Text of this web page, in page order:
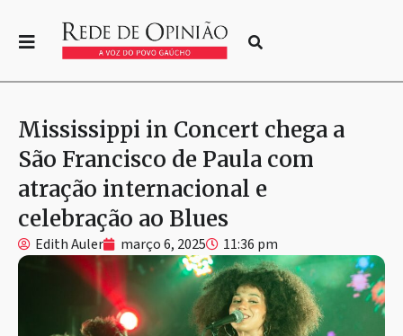
Mississippi in Concert chega a
São Francisco de Paula com
atração internacional e
celebração ao Blues
Edith Auler março 6, 2025 11:36 pm